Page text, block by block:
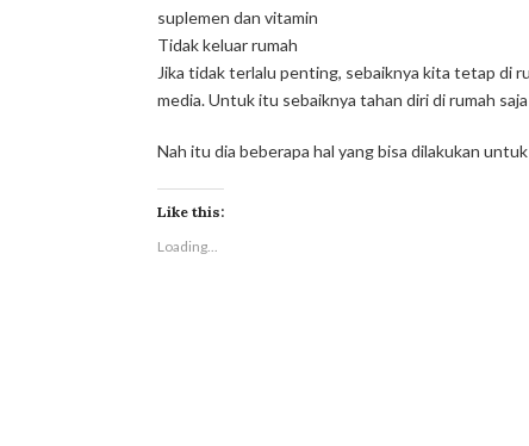
suplemen dan vitamin
Tidak keluar rumah
Jika tidak terlalu penting, sebaiknya kita tetap di
media. Untuk itu sebaiknya tahan diri di rumah
Nah itu dia beberapa hal yang bisa dilakukan
Like this:
Loading...